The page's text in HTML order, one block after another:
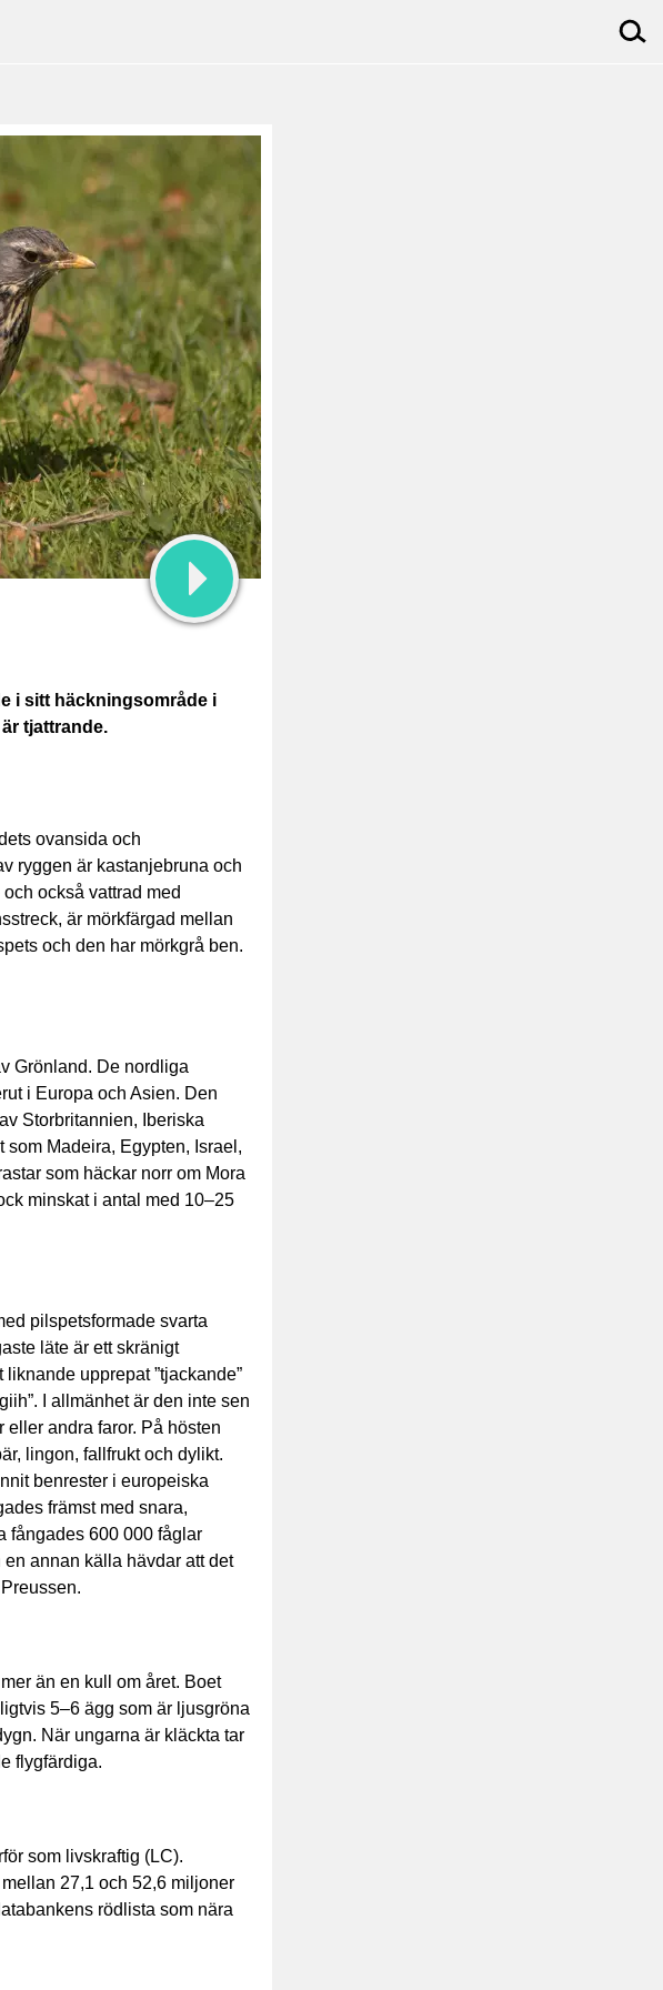
Björktrastläte
i sitt häckningsområde i
tjattrande.
ovansida och
ryggen är kastanjebruna och
också vattrad med
är mörkfärgad mellan
och den har mörkgrå ben.
Grönland. De nordliga
i Europa och Asien. Den
Storbritannien, Iberiska
Madeira, Egypten, Israel,
som häckar norr om Mora
minskat i antal med 10–25
pilspetsformade svarta
läte är ett skränigt
upprepat ”tjackande”
I allmänhet är den inte sen
eller andra faror. På hösten
lingon, fallfrukt och dylikt.
benrester i europeiska
främst med snara,
fångades 600 000 fåglar
annan källa hävdar att det
än en kull om året. Boet
5–6 ägg som är ljusgröna
När ungarna är kläckta tar
flygfärdiga.
som livskraftig (LC).
27,1 och 52,6 miljoner
rödlista som nära